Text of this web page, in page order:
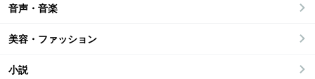
音声・音楽
美容・ファッション
小説